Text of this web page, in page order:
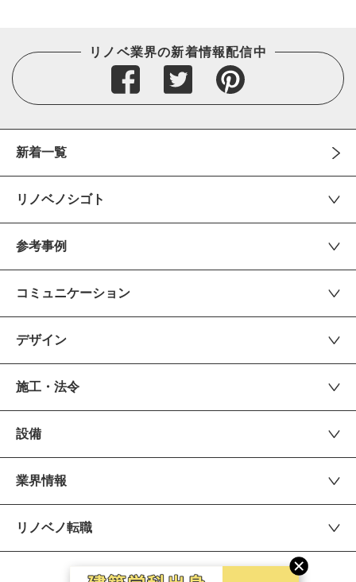
リノベ業界の新着情報配信中
新着一覧
リノベノシゴト
参考事例
コミュニケーション
デザイン
施工・法令
設備
業界情報
リノベノ転職